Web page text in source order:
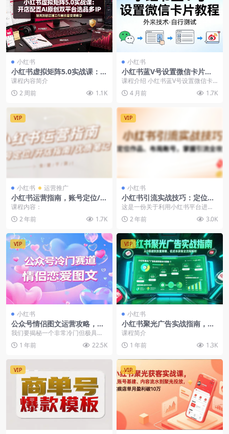
小红书
小红书虚拟矩阵5.0实战课：开
店配置AI原创蓝海选品违规规
避批量搬款变现教学
课程内容简介
2 周前
1.1K
小红书
小红书蓝V号设置微信卡片教
程，自行测试！
课程介绍 小红书蓝V号设置微信卡
片教程 外来技术，自行测试 会员可
免费获取全站资...
4 月前 1.7K
VIP
小红书 运营推广
小红书运营指南，账号定位/开
店指南/优质笔记/没有套路，
全是经验
课程内容：
2 年前
1.7K
VIP
小红书
小红书引流实战技巧：定位作
品、布局账号，掌握引流全攻
略
这是一份关于利用小红书平台进行
引流和招募代理的课程，内容涵盖
了小红书零售端的定位...
2 年前 3.0K
VIP
小红书
公众号情侣图文运营攻略，冷
门赛道涨粉技巧，恋爱内容变
我们要揭秘一个非常冷门但极具潜
力的赛道——情侣恋爱图文。你可
能不知道，这个赛道已...
1 年前 22.5K
VIP
小红书
小红书聚光广告实战指南，从
0搭建到放量策略，低成本获
课程简介
1 年前
1.3K
VIP VIP